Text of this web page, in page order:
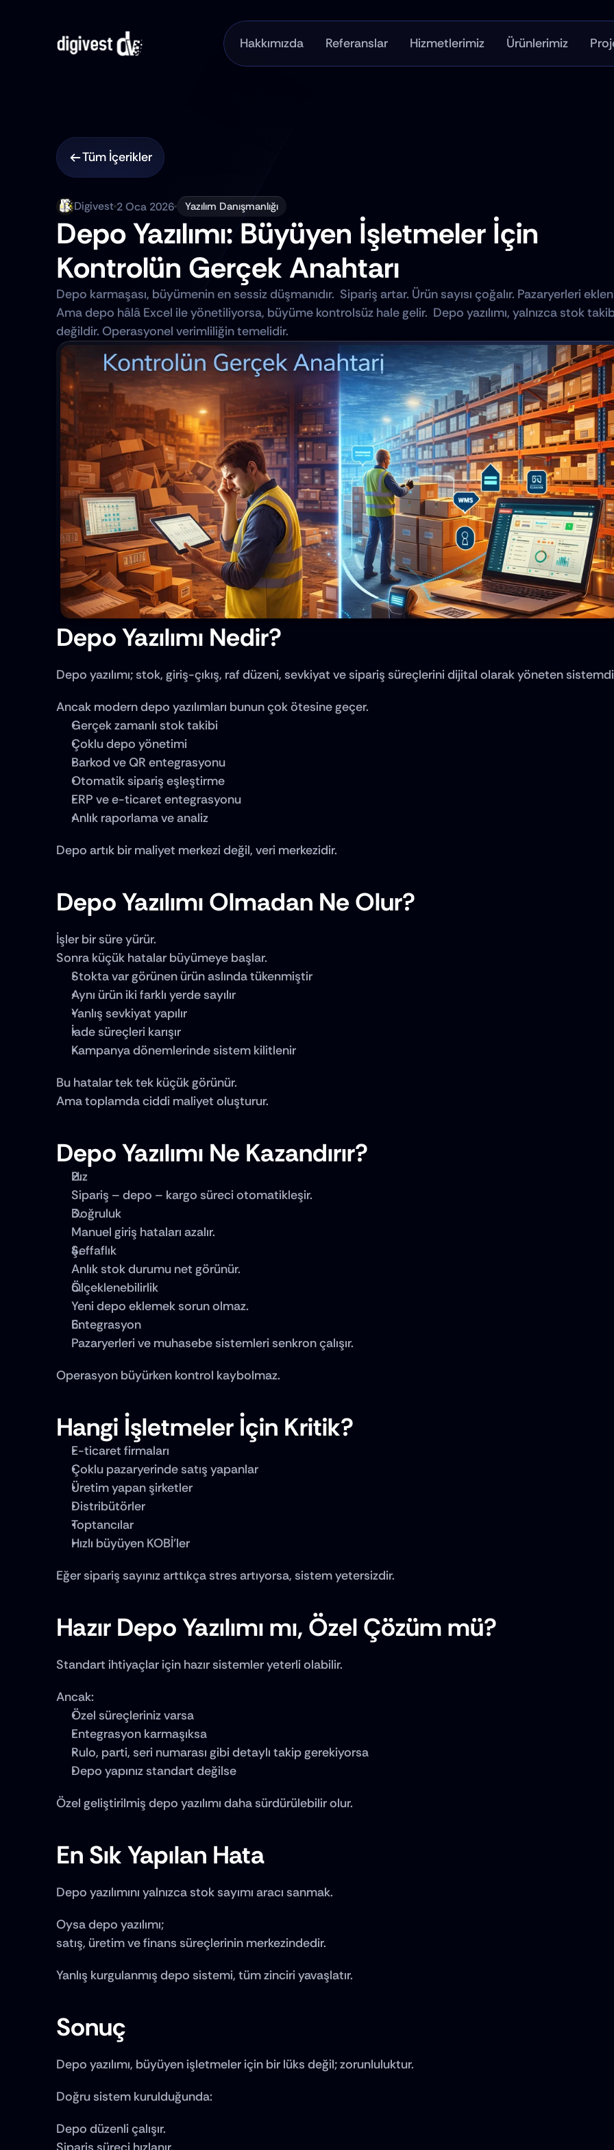
Hakkımızda Referanslar Hizmetlerimiz Ürünlerimiz
Tüm İçerikler
Digivest 2 Oca 2026 Yazılım Danışmanlığı
Depo Yazılımı: Büyüyen İşletmeler İçin
Kontrolün Gerçek Anahtarı
Depo karmaşası, büyümenin en sessiz düşmanıdır.  Sipariş artar. Ürün sayısı çoğalır. Pazaryerleri
Ama depo hâlâ Excel ile yönetiliyorsa, büyüme kontrolsüz hale gelir.  Depo yazılımı, yalnızca stok
değildir. Operasyonel verimliliğin temelidir.
Depo Yazılımı Nedir?
Depo yazılımı; stok, giriş-çıkış, raf düzeni, sevkiyat ve sipariş süreçlerini dijital olarak yöneten
Ancak modern depo yazılımları bunun çok ötesine geçer.
Gerçek zamanlı stok takibi
Çoklu depo yönetimi
Barkod ve QR entegrasyonu
Otomatik sipariş eşleştirme
ERP ve e-ticaret entegrasyonu
Anlık raporlama ve analiz
Depo artık bir maliyet merkezi değil, veri merkezidir.
Depo Yazılımı Olmadan Ne Olur?
İşler bir süre yürür.
Sonra küçük hatalar büyümeye başlar.
Stokta var görünen ürün aslında tükenmiştir
Aynı ürün iki farklı yerde sayılır
Yanlış sevkiyat yapılır
İade süreçleri karışır
Kampanya dönemlerinde sistem kilitlenir
Bu hatalar tek tek küçük görünür.
Ama toplamda ciddi maliyet oluşturur.
Depo Yazılımı Ne Kazandırır?
Hız
Sipariş – depo – kargo süreci otomatikleşir.
Doğruluk
Manuel giriş hataları azalır.
Şeffaflık
Anlık stok durumu net görünür.
Ölçeklenebilirlik
Yeni depo eklemek sorun olmaz.
Entegrasyon
Pazaryerleri ve muhasebe sistemleri senkron çalışır.
Operasyon büyürken kontrol kaybolmaz.
Hangi İşletmeler İçin Kritik?
E-ticaret firmaları
Çoklu pazaryerinde satış yapanlar
Üretim yapan şirketler
Distribütörler
Toptancılar
Hızlı büyüyen KOBİ’ler
Eğer sipariş sayınız arttıkça stres artıyorsa, sistem yetersizdir.
Hazır Depo Yazılımı mı, Özel Çözüm mü?
Standart ihtiyaçlar için hazır sistemler yeterli olabilir.
Ancak:
Özel süreçleriniz varsa
Entegrasyon karmaşıksa
Rulo, parti, seri numarası gibi detaylı takip gerekiyorsa
Depo yapınız standart değilse
Özel geliştirilmiş depo yazılımı daha sürdürülebilir olur.
En Sık Yapılan Hata
Depo yazılımını yalnızca stok sayımı aracı sanmak.
Oysa depo yazılımı;
satış, üretim ve finans süreçlerinin merkezindedir.
Yanlış kurgulanmış depo sistemi, tüm zinciri yavaşlatır.
Sonuç
Depo yazılımı, büyüyen işletmeler için bir lüks değil; zorunluluktur.
Doğru sistem kurulduğunda:
Depo düzenli çalışır.